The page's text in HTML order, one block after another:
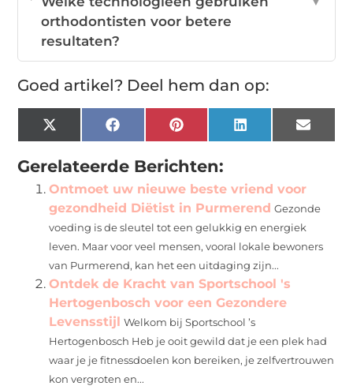
orthodontisten voor betere
resultaten?
Goed artikel? Deel hem dan op:
X
(Twitter)
FacebookPinterest LinkedIn Email
Gerelateerde Berichten:
Ontmoet uw nieuwe beste vriend voor
gezondheid Diëtist in Purmerend Gezonde
voeding is de sleutel tot een gelukkig en energiek
leven. Maar voor veel mensen, vooral lokale bewoners
van Purmerend, kan het een uitdaging zijn...
Ontdek de Kracht van Sportschool 's
Hertogenbosch voor een Gezondere
Levensstijl Welkom bij Sportschool ’s
Hertogenbosch Heb je ooit gewild dat je een plek had
waar je je fitnessdoelen kon bereiken, je zelfvertrouwen
kon vergroten en...